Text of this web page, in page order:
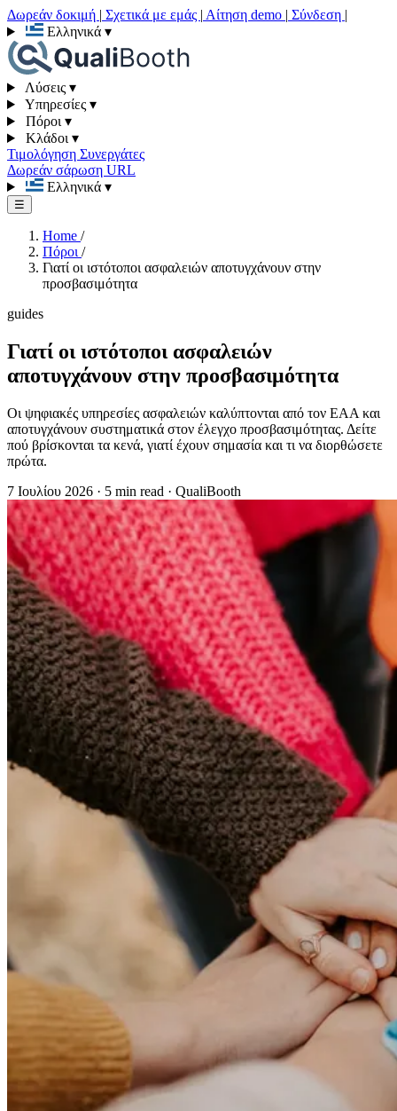
Δωρεάν δοκιμή | Σχετικά με εμάς | Αίτηση demo | Σύνδεση |
Ελληνικά ▾
Λύσεις ▾
Υπηρεσίες ▾
Πόροι ▾
Κλάδοι ▾
Τιμολόγηση Συνεργάτες
Δωρεάν σάρωση URL
Ελληνικά ▾
☰
Home /
Πόροι /
Γιατί οι ιστότοποι ασφαλειών αποτυγχάνουν στην
προσβασιμότητα
guides
Γιατί οι ιστότοποι ασφαλειών
αποτυγχάνουν στην προσβασιμότητα
Οι ψηφιακές υπηρεσίες ασφαλειών καλύπτονται από τον EAA και
αποτυγχάνουν συστηματικά στον έλεγχο προσβασιμότητας. Δείτε
πού βρίσκονται τα κενά, γιατί έχουν σημασία και τι να διορθώσετε
πρώτα.
7 Ιουλίου 2026 · 5 min read · QualiBooth